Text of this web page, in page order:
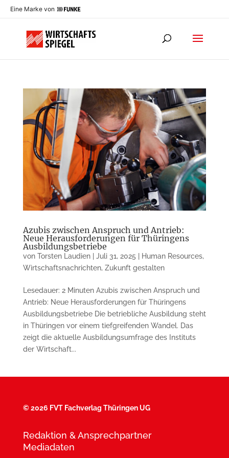
Eine Marke von
Azubis zwischen Anspruch und Antrieb:
Neue Herausforderungen für Thüringens
Ausbildungsbetriebe
von Torsten Laudien| Juli 31, 2025 Human Resources,
Wirtschaftsnachrichten, Zukunft gestalten
Lesedauer: 2 Minuten Azubis zwischen Anspruch und
Antrieb: Neue Herausforderungen für Thüringens
Ausbildungsbetriebe Die betriebliche Ausbildung steht
in Thüringen vor einem tiefgreifenden Wandel. Das
zeigt die aktuelle Ausbildungsumfrage des Instituts
der Wirtschaft...
©2026 FVT Fachverlag Thüringen UG
Redaktion & Ansprechpartner
Mediadaten